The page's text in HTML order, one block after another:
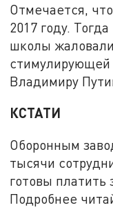
Отмечается,
2017 году.
школы
стимулирующей
Владимиру
КСТАТИ
Оборонным
тысячи
готовы платить
Подробнее